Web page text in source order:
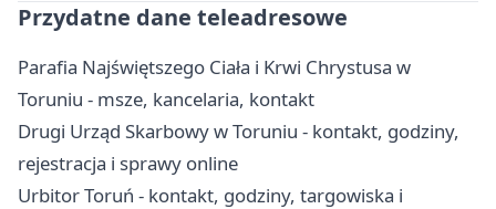
Przydatne dane teleadresowe
Parafia Najświętszego Ciała i Krwi Chrystusa w
Toruniu - msze, kancelaria, kontakt
Drugi Urząd Skarbowy w Toruniu - kontakt, godziny,
rejestracja i sprawy online
Urbitor Toruń - kontakt, godziny, targowiska i